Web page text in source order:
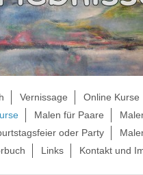
Vernissage Online Kurse
Malen für Paare
oder Party
Links Kontakt und